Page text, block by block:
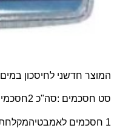
המוצר חדשני לחיסכון במים
סט חסכמים :סה"כ 2חסכמים
1 חסכמים לאמבטיהמקלחת